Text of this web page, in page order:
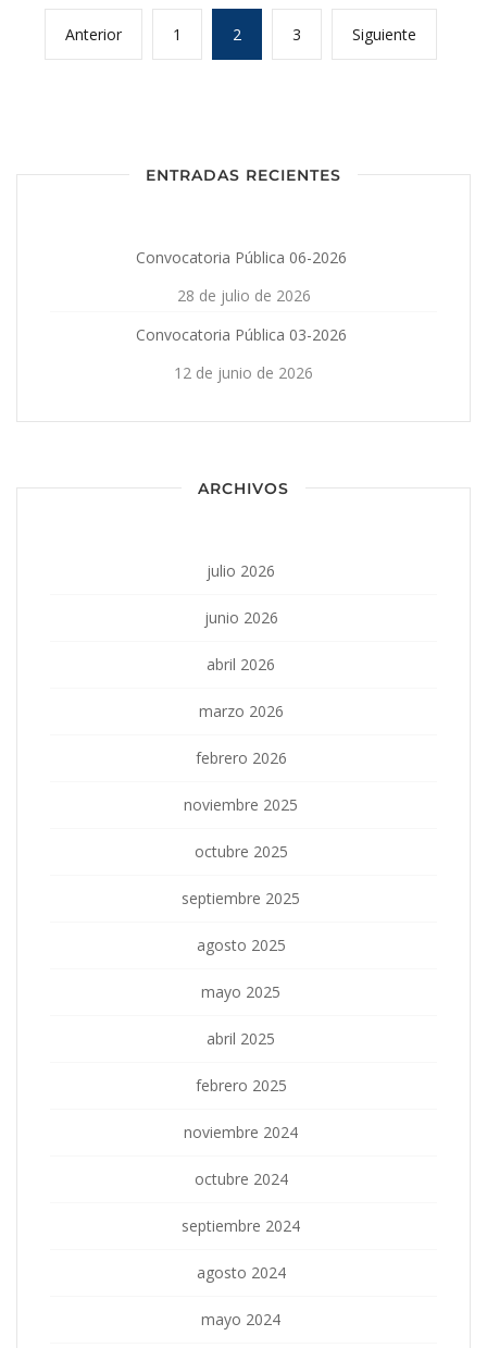
Anterior 1 2 3 Siguiente
ENTRADAS RECIENTES
Convocatoria Pública 06-2026
28 de julio de 2026
Convocatoria Pública 03-2026
12 de junio de 2026
ARCHIVOS
julio 2026
junio 2026
abril 2026
marzo 2026
febrero 2026
noviembre 2025
octubre 2025
septiembre 2025
agosto 2025
mayo 2025
abril 2025
febrero 2025
noviembre 2024
octubre 2024
septiembre 2024
agosto 2024
mayo 2024